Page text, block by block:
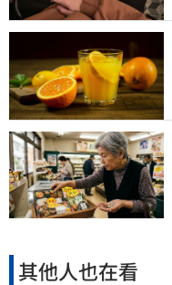
其他人也在看